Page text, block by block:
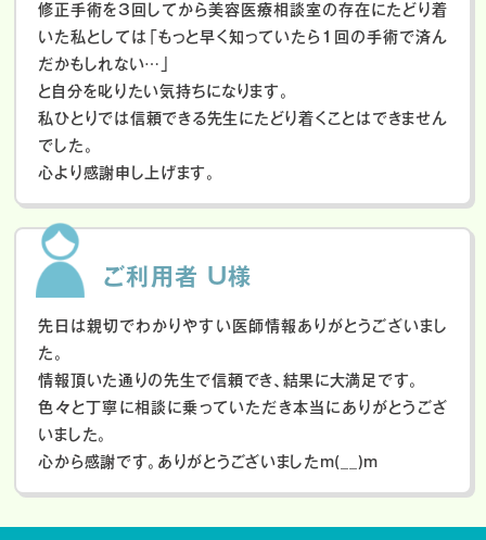
修正手術を3回してから美容医療相談室の存在にたどり着
いた私としては「もっと早く知っていたら1回の手術で済ん
だかもしれない…」
と自分を叱りたい気持ちになります。
私ひとりでは信頼できる先生にたどり着くことはできません
でした。
心より感謝申し上げます。
ご利用者 U様
先日は親切でわかりやすい医師情報ありがとうございまし
た。
情報頂いた通りの先生で信頼でき、結果に大満足です。
色々と丁寧に相談に乗っていただき本当にありがとうござ
いました。
心から感謝です。ありがとうございましたm(__)m